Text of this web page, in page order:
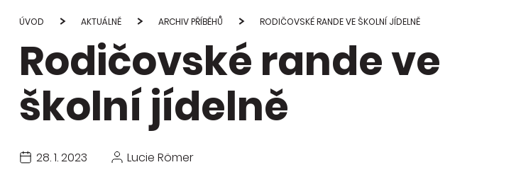
průvodci škol
Publikace Mapa
změny
ÚVOD AKTUÁLNĚ ARCHIV PŘÍBĚHŮ RODIČOVSKÉ RANDE VE ŠKOLNÍ JÍDELNĚ
Rodičovské rande ve
školní jídelně
28. 1. 2023 Lucie Römer